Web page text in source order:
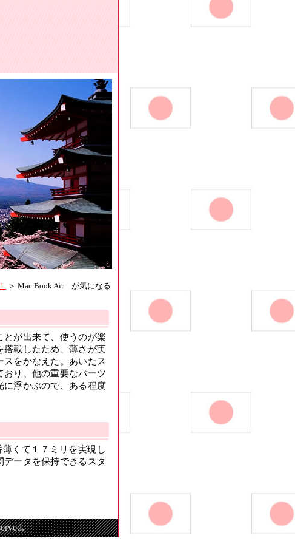
＞ Mac Book Air が気になる
が出来て、使うのが楽
搭載したため、薄さが実
をかなえた。あいたス
り、他の重要なパーツ
に浮かぶので、ある程度
くて１７ミリを実現し
ータを保持できるスタ